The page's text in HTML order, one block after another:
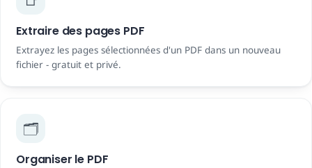
Extraire des pages PDF
Extrayez les pages sélectionnées d'un PDF dans un nouveau
fichier - gratuit et privé.
🗂️
Organiser le PDF